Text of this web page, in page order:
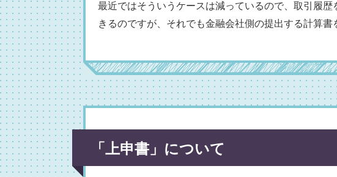
最近ではそういうケースは減っているので、取引履
きるのですが、それでも金融会社側の提出する計算書
「上申書」について